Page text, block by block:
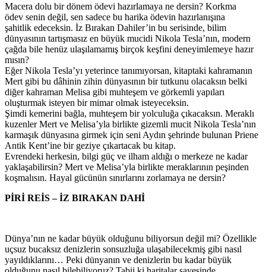
Macera dolu bir dönem ödevi hazırlamaya ne dersin? Korkma
ödev senin değil, sen sadece bu harika ödevin hazırlanışına
şahitlik edeceksin. İz Bırakan Dahiler’in bu serisinde, bilim
dünyasının tartışmasız en büyük mucidi Nikola Tesla’nın, modern
çağda bile henüz ulaşılamamış birçok keşfini deneyimlemeye hazır
mısın?
Eğer Nikola Tesla’yı yeterince tanımıyorsan, kitaptaki kahramanın
Mert gibi bu dâhinin zihin dünyasının bir tutkunu olacaksın belki
diğer kahraman Melisa gibi muhteşem ve görkemli yapıları
oluşturmak isteyen bir mimar olmak isteyeceksin.
Şimdi kemerini bağla, muhteşem bir yolculuğa çıkacaksın. Meraklı
kuzenler Mert ve Melisa’yla birlikte gizemli mucit Nikola Tesla’nın
karmaşık dünyasına girmek için seni Aydın şehrinde bulunan Priene
Antik Kent’ine bir geziye çıkartacak bu kitap.
Evrendeki herkesin, bilgi güç ve ilham aldığı o merkeze ne kadar
yaklaşabilirsin? Mert ve Melisa’yla birlikte meraklarının peşinden
koşmalısın. Hayal gücünün sınırlarını zorlamaya ne dersin?
PİRİ REİS – İZ BIRAKAN DAHİ
Dünya’nın ne kadar büyük olduğunu biliyorsun değil mi? Özellikle
uçsuz bucaksız denizlerin sonsuzluğa ulaşabilecekmiş gibi nasıl
yayıldıklarını… Peki dünyanın ve denizlerin bu kadar büyük